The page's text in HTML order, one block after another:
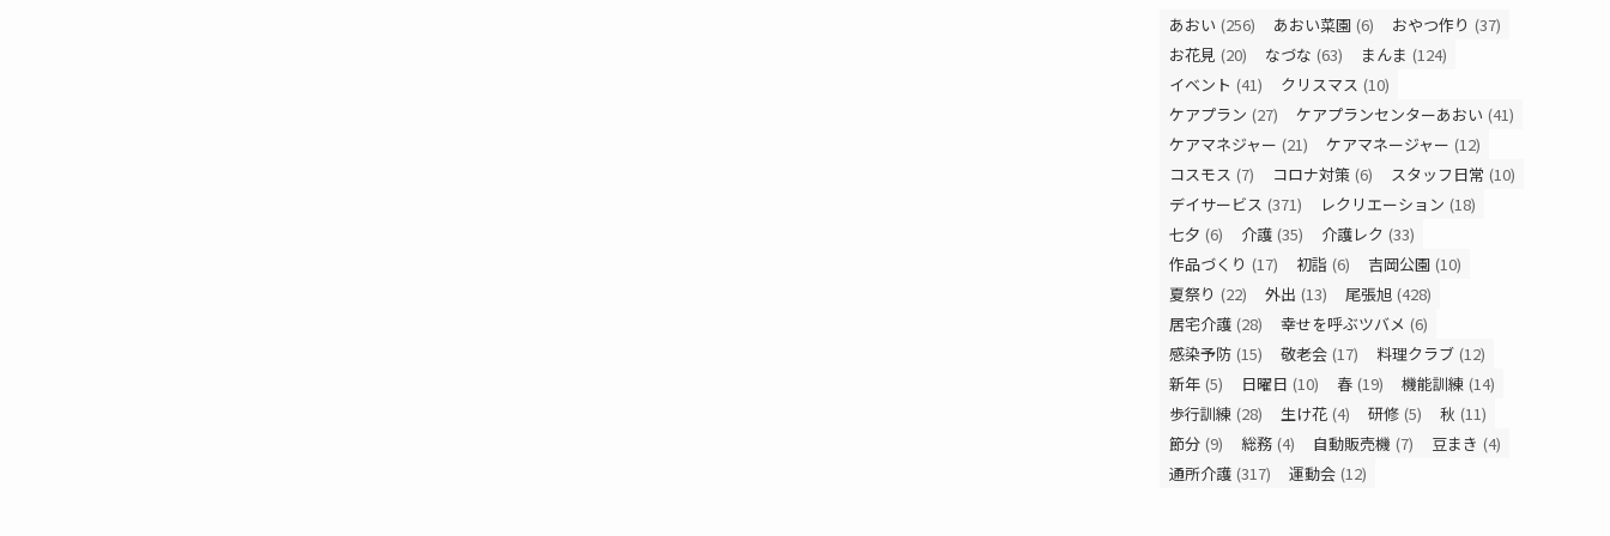
あおい (256) あおい菜園 (6) おやつ作り (37)
お花見 (20) なづな (63) まんま (124)
イベント (41) クリスマス (10)
ケアプラン (27) ケアプランセンターあおい (41)
ケアマネジャー (21) ケアマネージャー (12)
コスモス (7) コロナ対策 (6) スタッフ日常 (10)
デイサービス (371) レクリエーション (18)
七夕 (6) 介護 (35) 介護レク (33)
作品づくり (17) 初詣 (6) 吉岡公園 (10)
夏祭り (22) 外出 (13) 尾張旭 (428)
居宅介護 (28) 幸せを呼ぶツバメ (6)
感染予防 (15) 敬老会 (17) 料理クラブ (12)
新年 (5) 日曜日 (10) 春 (19) 機能訓練 (14)
歩行訓練 (28) 生け花 (4) 研修 (5) 秋 (11)
節分 (9) 総務 (4) 自動販売機 (7) 豆まき (4)
通所介護 (317) 運動会 (12)